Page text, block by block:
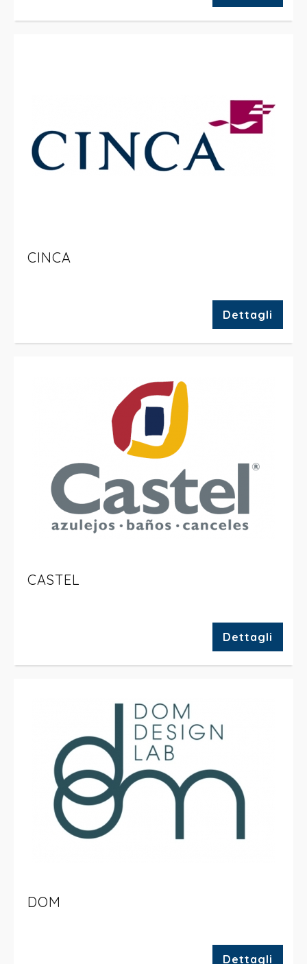
CINCA
Dettagli
CASTEL
Dettagli
DOM
Dettagli